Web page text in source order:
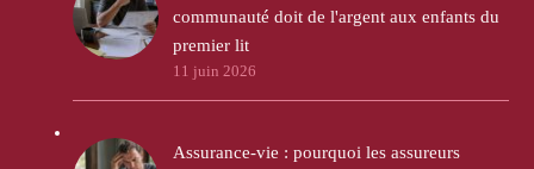
communauté doit de l'argent aux enfants du
premier lit
11 juin 2026
Assurance-vie : pourquoi les assureurs